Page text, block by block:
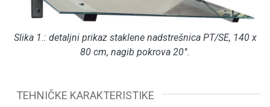
Slika 1.: detaljni prikaz staklene nadstrešnica PT/SE, 140 x
80 cm, nagib pokrova 20°.
TEHNIČKE KARAKTERISTIKE